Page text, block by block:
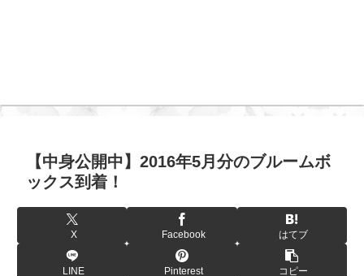
【中身公開中】2016年5月分のブルームボ
ックス到着！
X Facebook はてブ
LINE Pinterest コピー